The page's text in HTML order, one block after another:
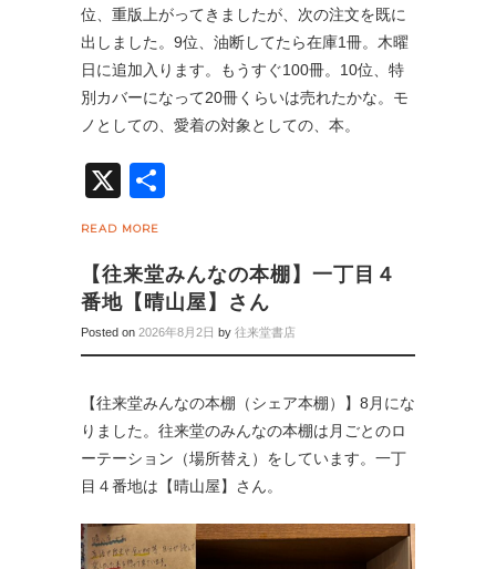
位、重版上がってきましたが、次の注文を既に
出しました。9位、油断してたら在庫1冊。木曜
日に追加入ります。もうすぐ100冊。10位、特
別カバーになって20冊くらいは売れたかな。モ
ノとしての、愛着の対象としての、本。
X
READ MORE
【往来堂みんなの本棚】一丁目４
番地【晴山屋】さん
Posted on 2026年8月2日 by 往来堂書店
【往来堂みんなの本棚（シェア本棚）】8月にな
りました。往来堂のみんなの本棚は月ごとのロ
ーテーション（場所替え）をしています。一丁
目４番地は【晴山屋】さん。